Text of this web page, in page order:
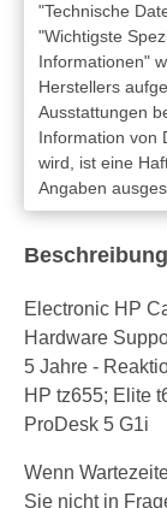
"Technische
"Wichtigste
Informationen"
Herstellers
Ausstattungen
Information von
wird, ist eine
Angaben
Beschreibung
Electronic HP
Hardware
5 Jahre -
HP tz655; Elite
ProDesk 5 G1i
Wenn
Sie nicht in